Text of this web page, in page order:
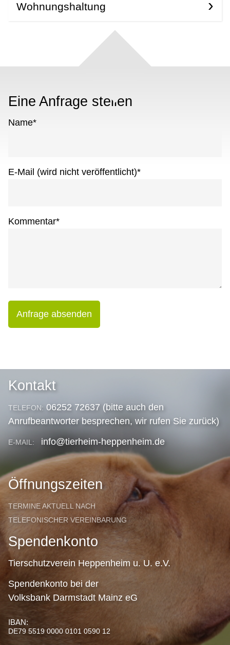
Wohnungshaltung
Eine Anfrage stellen
Name*
E-Mail (wird nicht veröffentlicht)*
Kommentar*
Anfrage absenden
Kontakt
TELEFON: 06252 72637 (bitte auch den
Anrufbeantworter besprechen, wir rufen Sie zurück)
E-MAIL: info@tierheim-heppenheim.de
Öffnungszeiten
TERMINE AKTUELL NACH
TELEFONISCHER VEREINBARUNG
Spendenkonto
Tierschutzverein Heppenheim u. U. e.V.
Spendenkonto bei der
Volksbank Darmstadt Mainz eG
IBAN:
DE79 5519 0000 0101 0590 12